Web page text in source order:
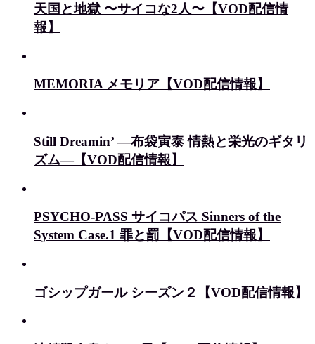
天国と地獄 〜サイコな2人〜【VOD配信情
報】
MEMORIA メモリア【VOD配信情報】
Still Dreamin’ ―布袋寅泰 情熱と栄光のギタリ
ズム―【VOD配信情報】
PSYCHO-PASS サイコパス Sinners of the
System Case.1 罪と罰【VOD配信情報】
ゴシップガール シーズン２【VOD配信情報】